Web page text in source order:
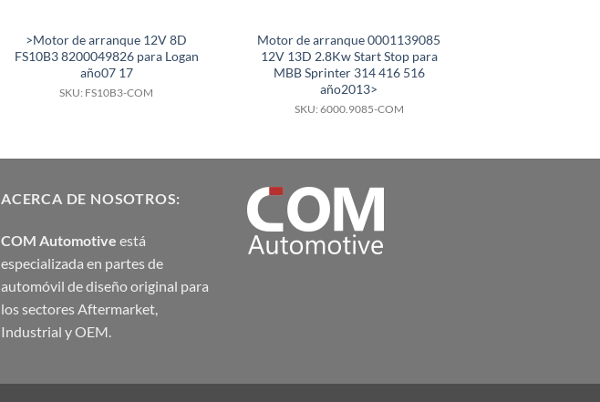
>Motor de arranque 12V 8D
FS10B3 8200049826 para Logan
año07 17
SKU: FS10B3-COM
Motor de arranque 0001139085
12V 13D 2.8Kw Start Stop para
MBB Sprinter 314 416 516
año2013>
SKU: 6000.9085-COM
ACERCA DE NOSOTROS:
COM Automotive está
especializada en partes de
automóvil de diseño original para
los sectores Aftermarket,
Industrial y OEM.